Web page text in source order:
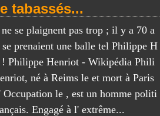
tabassés...
se plaignent pas trop ; il y a 70 a
prenaient une balle tel Philippe H
Philippe Henriot - Wikipédia Phili
né à Reims le et mort à Paris
Occupation le , est un homme politi
Engagé à l' extrême...